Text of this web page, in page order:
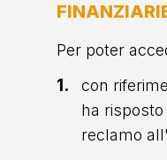
Per poter
con
ha
reclamo